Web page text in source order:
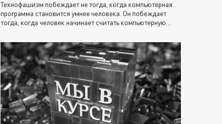
Технофашизм побеждает не тогда, когда компьютерная
программа становится умнее человека. Он побеждает
тогда, когда человек начинает считать компьютерную